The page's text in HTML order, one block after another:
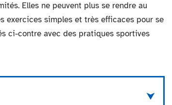
Elles ne peuvent plus se rendre au
exercices simples et très efficaces pour se
ci-contre avec des pratiques sportives